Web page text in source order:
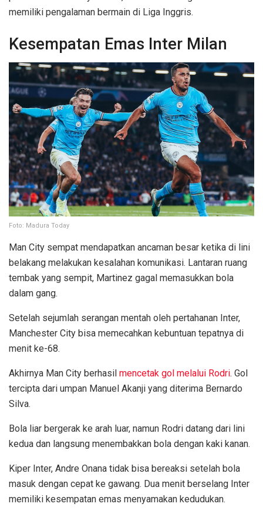
memiliki pengalaman bermain di Liga Inggris.
Kesempatan Emas Inter Milan
Foto: Madura Today
Man City sempat mendapatkan ancaman besar ketika di lini
belakang melakukan kesalahan komunikasi. Lantaran ruang
tembak yang sempit, Martinez gagal memasukkan bola
dalam gang.
Setelah sejumlah serangan mentah oleh pertahanan Inter,
Manchester City bisa memecahkan kebuntuan tepatnya di
menit ke-68.
Akhirnya Man City berhasil mencetak gol melalui Rodri. Gol
tercipta dari umpan Manuel Akanji yang diterima Bernardo
Silva.
Bola liar bergerak ke arah luar, namun Rodri datang dari lini
kedua dan langsung menembakkan bola dengan kaki kanan.
Kiper Inter, Andre Onana tidak bisa bereaksi setelah bola
masuk dengan cepat ke gawang. Dua menit berselang Inter
memiliki kesempatan emas menyamakan kedudukan.